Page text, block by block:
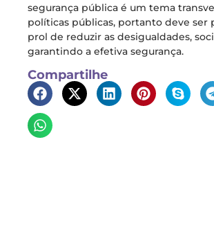
segurança pública é um tema
políticas públicas, portanto deve ser
prol de reduzir as desigualdades,
garantindo a efetiva segurança.
Compartilhe